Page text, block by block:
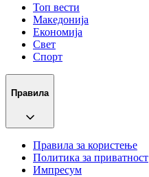
Топ вести
Македонија
Економија
Свет
Спорт
Правила
Правила за користење
Политика за приватност
Импресум